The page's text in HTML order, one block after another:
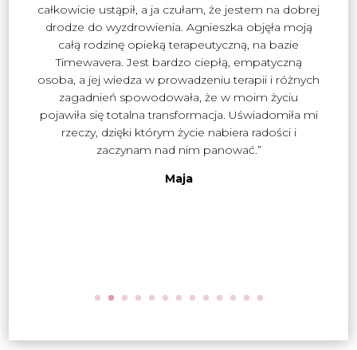
całkowicie ustąpił, a ja czułam, że jestem na dobrej
drodze do wyzdrowienia. Agnieszka objęła moją
całą rodzinę opieką terapeutyczną, na bazie
Timewavera. Jest bardzo ciepłą, empatyczną
osoba, a jej wiedza w prowadzeniu terapii i różnych
zagadnień spowodowała, że w moim życiu
pojawiła się totalna transformacja. Uświadomiła mi
rzeczy, dzięki którym życie nabiera radości i
zaczynam nad nim panować.”
Maja